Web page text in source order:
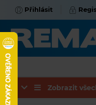
Přihlásit
Zobrazit